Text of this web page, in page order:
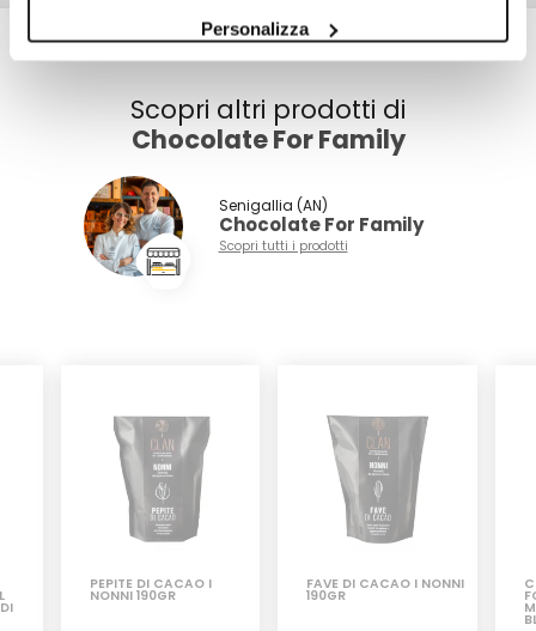
Personalizza
Scopri altri prodotti di
Chocolate For Family
Senigallia (AN)
Chocolate For Family
Scopri tutti i prodotti
PEPITE DI CACAO I
NONNI 190GR
FAVE DI CACAO I NONNI
190GR